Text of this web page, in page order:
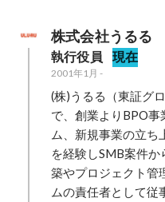
株式会社うるる
執行役員 現在
2001年1月 -
(株)うるる（東証グ
で、創業よりBPO
ム、新規事業の立ち
を経験しSMB案件
築やプロジェクト管
ムの責任者として従